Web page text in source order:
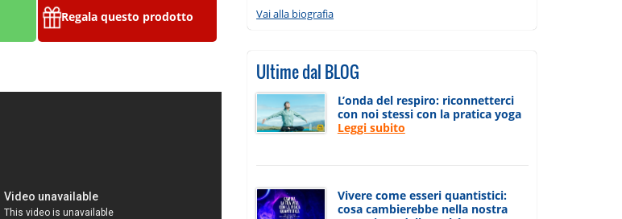
Regala questo prodotto
Vai alla biografia
Ultime dal BLOG
L’onda del respiro: riconnetterci
con noi stessi con la pratica yoga
Leggi subito
Vivere come esseri quantistici:
cosa cambierebbe nella nostra